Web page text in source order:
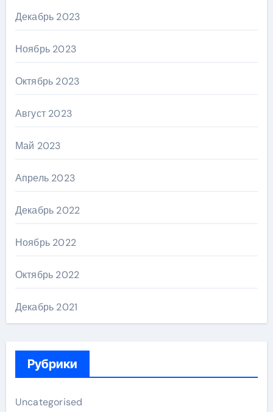
Декабрь 2023
Ноябрь 2023
Октябрь 2023
Август 2023
Май 2023
Апрель 2023
Декабрь 2022
Ноябрь 2022
Октябрь 2022
Декабрь 2021
Рубрики
Uncategorised